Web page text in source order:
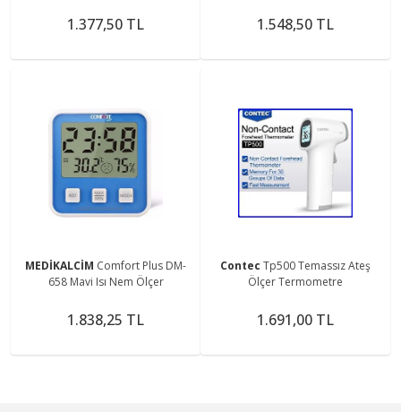
1.377,50 TL 1.548,50 TL
MEDİKALCİM Comfort Plus DM-
658 Mavi Isı Nem Ölçer
1.838,25 TL
Contec Tp500 Temassız Ateş
Ölçer Termometre
1.691,00 TL